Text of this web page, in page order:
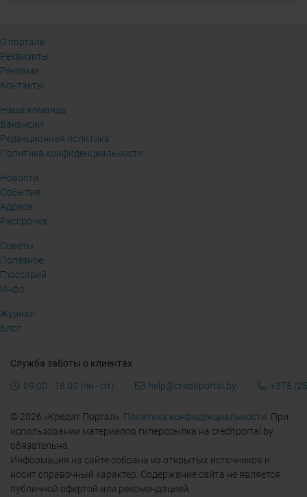
О портале
Реквизиты
Реклама
Контакты
Наша команда
Вакансии
Редакционная политика
Политика конфиденциальности
Новости
События
Адреса
Рассрочка
Советы
Полезное
Глоссарий
Инфо
Журнал
Блог
Служба заботы о клиентах
09:00 - 18:00 (пн - пт) help@creditportal.by +375
© 2026 «Кредит Портал». Политика конфиденциальности . При
использовании материалов гиперссылка на creditportal.by
обязательна.
Информация на сайте собрана из открытых источников и
носит справочный характер. Содержание сайта не является
публичной офертой или рекомендацией.